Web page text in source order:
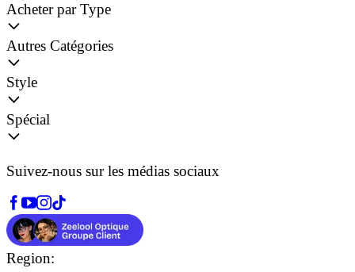
Acheter par Type
Autres Catégories
Style
Spécial
Suivez-nous sur les médias sociaux
Region: